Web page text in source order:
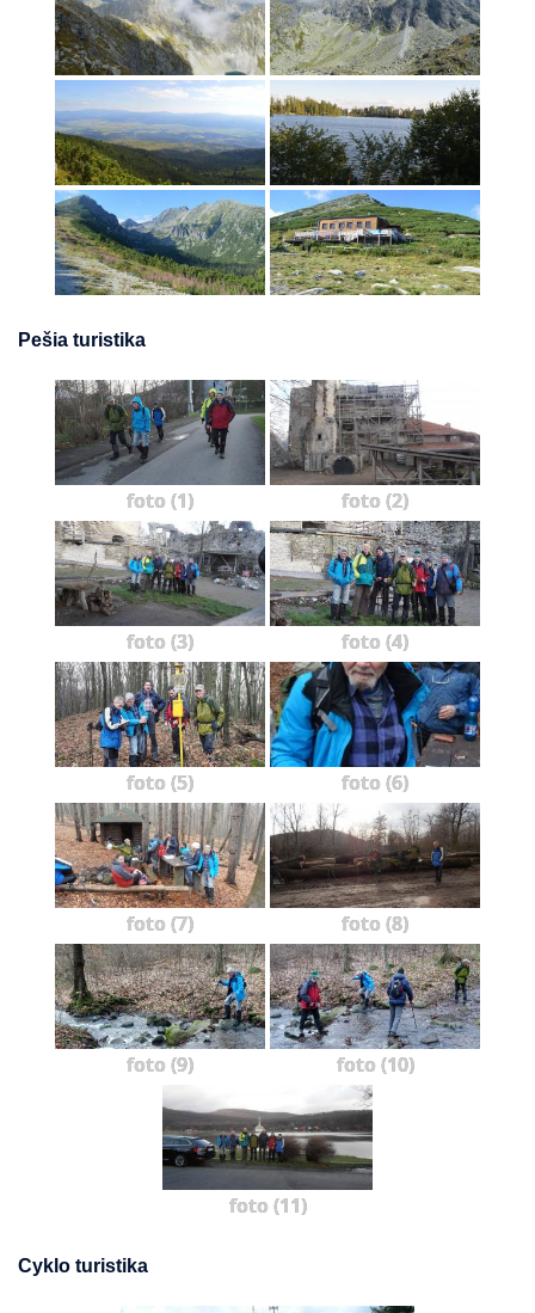
Pešia turistika
foto (1) foto (2)
foto (3) foto (4)
foto (5) foto (6)
foto (7) foto (8)
foto (9) foto (10)
foto (11)
Cyklo turistika